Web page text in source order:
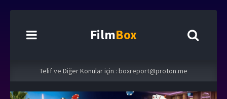
FilmBox
Telif ve Diğer Konular için : boxreport@proton.me